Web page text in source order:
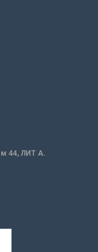
44, ЛИТ А.